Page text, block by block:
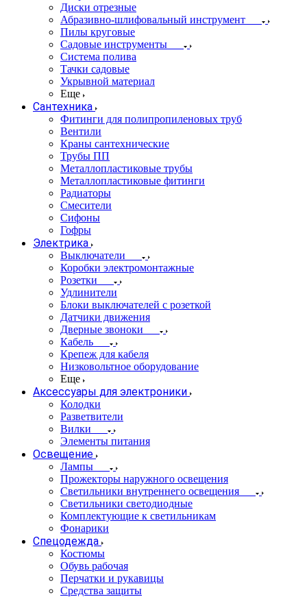
Диски отрезные
Абразивно-шлифовальный инструмент
Пилы круговые
Садовые инструменты
Система полива
Тачки садовые
Укрывной материал
Еще
Сантехника
Фитинги для полипропиленовых труб
Вентили
Краны сантехнические
Трубы ПП
Металлопластиковые трубы
Металлопластиковые фитинги
Радиаторы
Смесители
Сифоны
Гофры
Электрика
Выключатели
Коробки электромонтажные
Розетки
Удлинители
Блоки выключателей с розеткой
Датчики движения
Дверные звоноки
Кабель
Крепеж для кабеля
Низковольтное оборудование
Еще
Аксессуары для электроники
Колодки
Разветвители
Вилки
Элементы питания
Освещение
Лампы
Прожекторы наружного освещения
Светильники внутреннего освещения
Светильники светодиодные
Комплектующие к светильникам
Фонарики
Спецодежда
Костюмы
Обувь рабочая
Перчатки и рукавицы
Средства защиты